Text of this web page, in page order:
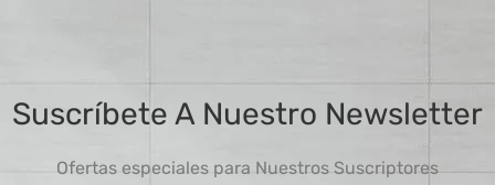
Suscríbete A Nuestro Newsletter
Ofertas especiales para Nuestros Suscriptores